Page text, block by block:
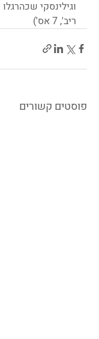
ריב', 7 אס')
פוסטים קשורים